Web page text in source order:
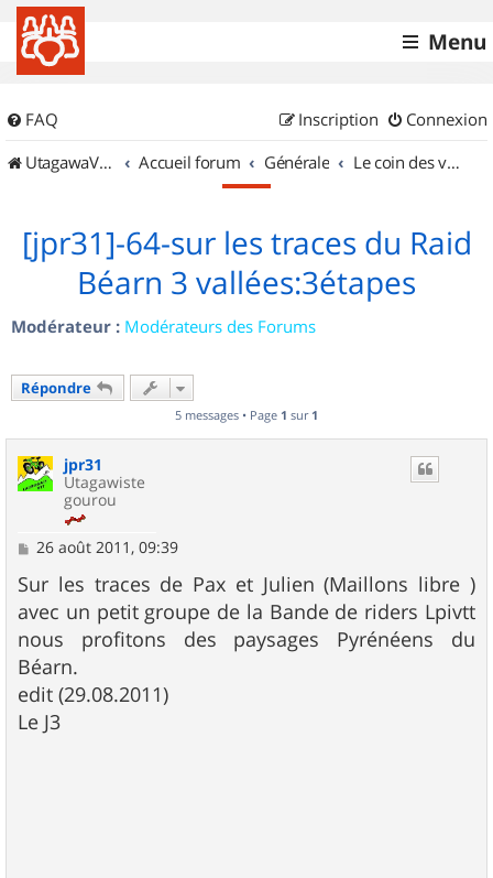
Menu
FAQ Connexion
Inscription
UtagawaVTT (Randos VTT et VTTAE avec traces GPS)
Accueil forum Générale Le coin des vidéastes
[jpr31]-64-sur les traces du Raid
Béarn 3 vallées:3étapes
Modérateur : Modérateurs des Forums
Répondre
5 messages • Page 1 sur 1
jpr31
Utagawiste
gourou
M
s
s
a
g
e
26 août 2011, 09:39
Sur les traces de Pax et Julien (Maillons libre )
avec un petit groupe de la Bande de riders Lpivtt
nous profitons des paysages Pyrénéens du
Béarn.
edit (29.08.2011)
Le J3